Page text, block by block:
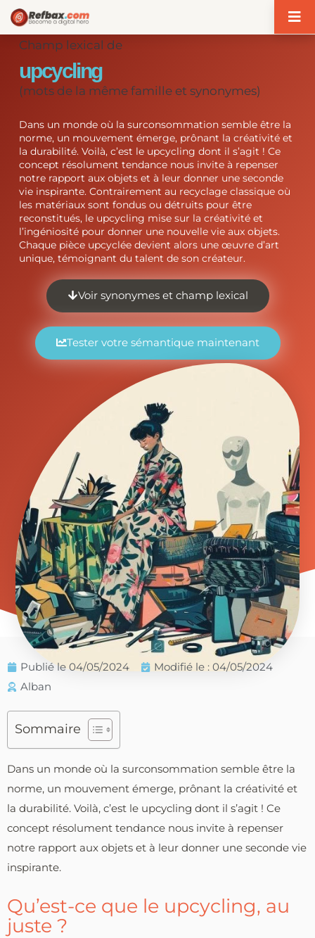
Champ lexical de
upcycling
(mots de la même famille et synonymes)
Dans un monde où la surconsommation semble être la
norme, un mouvement émerge, prônant la créativité et
la durabilité. Voilà, c’est le upcycling dont il s’agit ! Ce
concept résolument tendance nous invite à repenser
notre rapport aux objets et à leur donner une seconde
vie inspirante. Contrairement au recyclage classique où
les matériaux sont fondus ou détruits pour être
reconstitués, le upcycling mise sur la créativité et
l’ingéniosité pour donner une nouvelle vie aux objets.
Chaque pièce upcyclée devient alors une œuvre d’art
unique, témoignant du talent de son créateur.
Voir synonymes et champ lexical
Tester votre sémantique maintenant
Publié le 04/05/2024
Modifié le : 04/05/2024
Alban
Sommaire
Dans un monde où la surconsommation semble être la
norme, un mouvement émerge, prônant la créativité et
la durabilité. Voilà, c’est le upcycling dont il s’agit ! Ce
concept résolument tendance nous invite à repenser
notre rapport aux objets et à leur donner une seconde vie
inspirante.
Qu’est-ce que le upcycling, au
juste ?
Panneau de gestion des cookies